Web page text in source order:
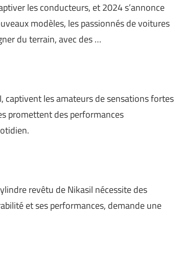
les conducteurs, et 2024 s’annonce
modèles, les passionnés de voitures
du terrain, avec des …
captivent les amateurs de sensations fortes
promettent des performances
revêtu de Nikasil nécessite des
et ses performances, demande une